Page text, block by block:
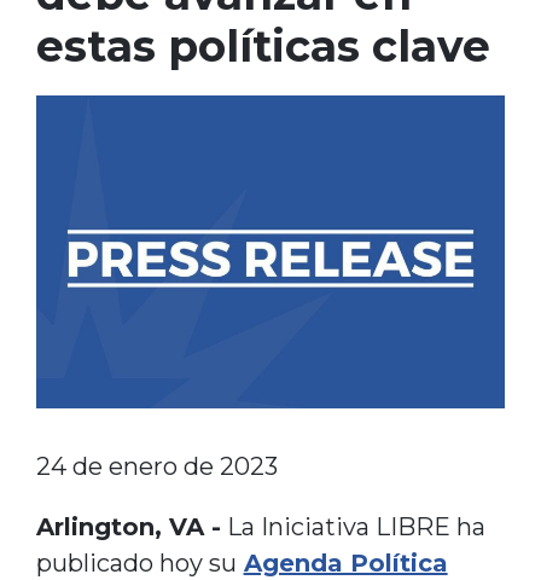
estas políticas clave
24 de enero de 2023
Arlington, VA - La Iniciativa LIBRE ha
publicado hoy su Agenda Política